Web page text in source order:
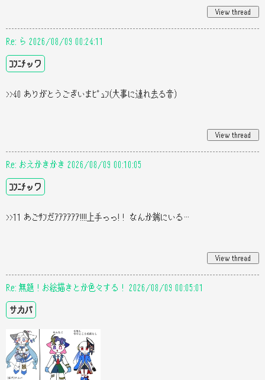
Re: ら 2026/08/09 00:24:11
ｺﾝﾆﾁッワ
>>40 ありがとうございまﾋﾟｭﾝ(大事に連れ去る音)
Re: おえかきかき 2026/08/09 00:10:05
ｺﾝﾆﾁッワ
>>11 あごｻﾝだｱｱｱｱｱｱ!!!!上手っっ!！ なんか端にいる…
Re: 無題！お絵描きとか色々する！ 2026/08/09 00:05:01
サカバ